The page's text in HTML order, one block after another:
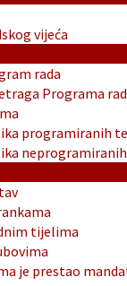
vijeća
rada
Programa
programiranih
tijelima
je prestao